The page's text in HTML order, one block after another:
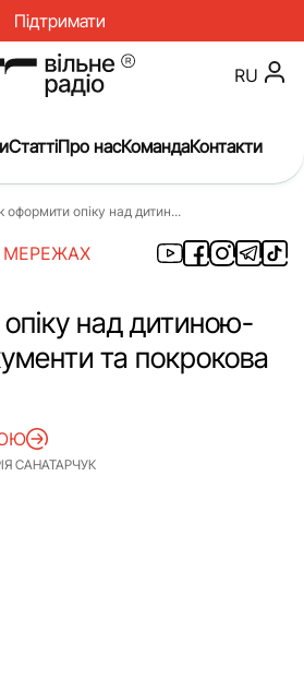
Підтримати
Новини
Окупація
Війна
Освіта
RU
СтаттіПро насКомандаКонтакти
оформити опіку над дитин...
МЕРЕЖАХ
над дитиною-
та покрокова
САНАТАРЧУК